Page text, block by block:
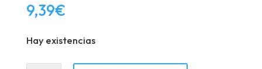
9,39€
Hay existencias